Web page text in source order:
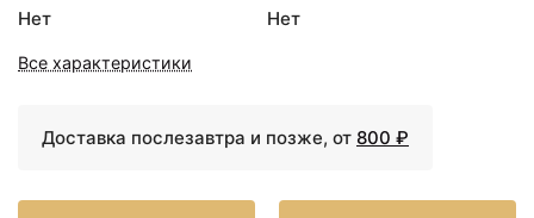
Тумба с раковиной
белый глянец 76,5 см
BA0107K +
Пенал с полками белый
глянец Aqwella
Нет Нет
Все характеристики
Доставка послезавтра и позже, от 800 ₽